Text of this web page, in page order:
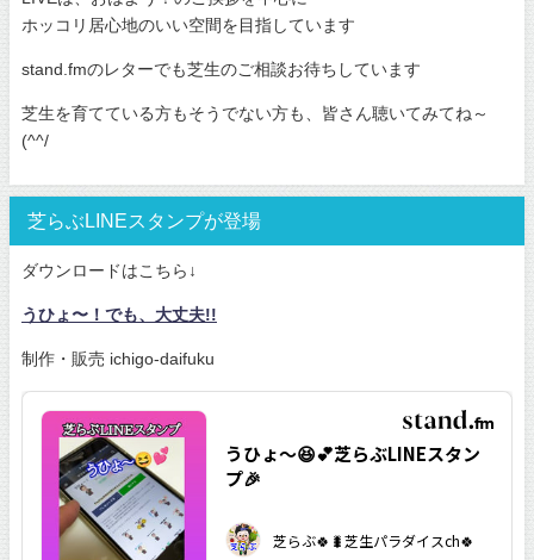
ホッコリ居心地のいい空間を目指しています
stand.fmのレターでも芝生のご相談お待ちしています
芝生を育てている方もそうでない方も、皆さん聴いてみてね～
(^^/
芝らぶLINEスタンプが登場
ダウンロードはこちら↓
うひょ〜！でも、大丈夫!!
制作・販売 ichigo-daifuku